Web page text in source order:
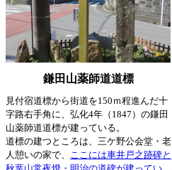
鎌田山薬師道道標
見付宿道標から街道を150ｍ程進んだ十
字路右手角に、弘化4年（1847）の鎌田
山薬師道道標が建っている。
道標の建つところは、三ケ野公会堂・老
人憩いの家で、 ここには車井戸之跡碑と